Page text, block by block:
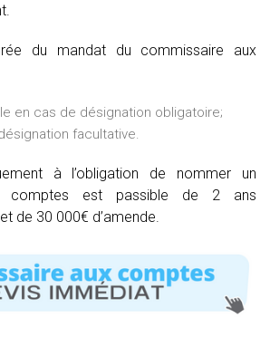
du mandat du commissaire aux
en cas de désignation obligatoire;
facultative.
à l’obligation de nommer un
comptes est passible de 2 ans
de 30 000€ d’amende.